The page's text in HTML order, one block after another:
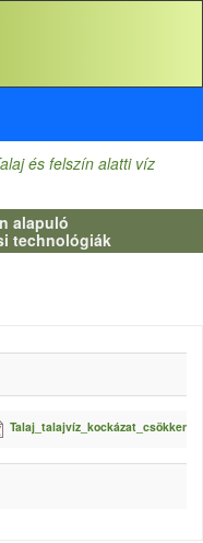
és felszín alatti víz
alapuló
technológiák